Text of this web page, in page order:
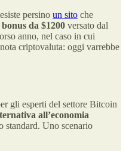
persino un sito che
bonus da $1200 versato dal
anno, nel caso in cui
criptovaluta: oggi varrebbe
gli esperti del settore Bitcoin
all’economia
standard. Uno scenario